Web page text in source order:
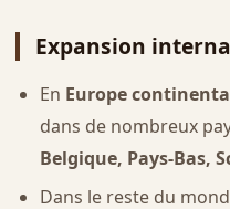
Expansion
En Europe
dans de nombreux
Belgique, Pays-Bas,
Dans le reste du